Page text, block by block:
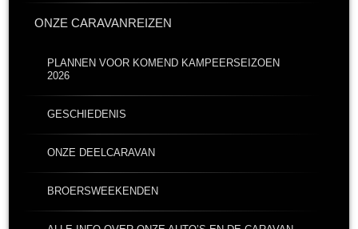
ONZE CARAVANREIZEN
PLANNEN VOOR KOMEND KAMPEERSEIZOEN
2026
GESCHIEDENIS
ONZE DEELCARAVAN
BROERSWEEKENDEN